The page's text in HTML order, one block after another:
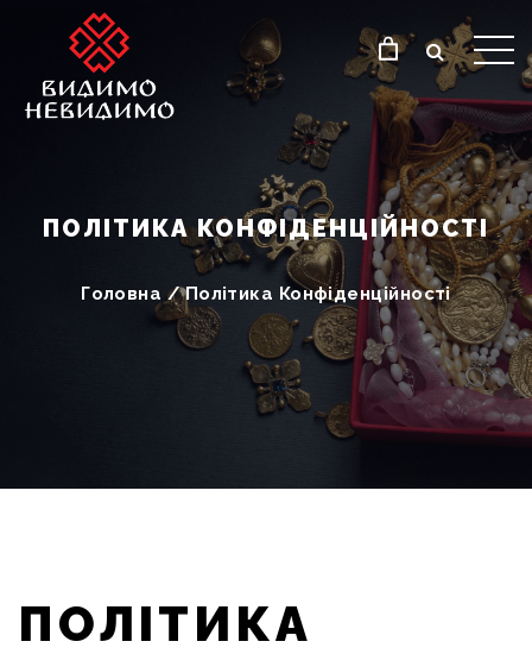
ПОЛІТИКА КОНФІДЕНЦІЙНОСТІ
Головна /Політика Конфіденційності
ПОЛІТИКА